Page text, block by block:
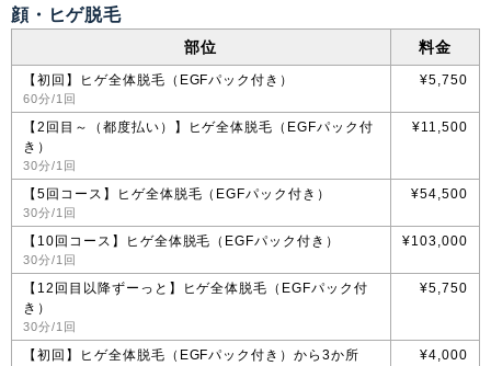
顔・ヒゲ脱毛
部位 料金
【初回】ヒゲ全体脱毛（EGFパック付き）
60分/1回
¥5,750
【2回目～（都度払い）】ヒゲ全体脱毛（EGFパック付
き）
30分/1回
¥11,500
【5回コース】ヒゲ全体脱毛（EGFパック付き）
30分/1回
¥54,500
【10回コース】ヒゲ全体脱毛（EGFパック付き）
30分/1回
¥103,000
【12回目以降ずーっと】ヒゲ全体脱毛（EGFパック付
き）
30分/1回
¥5,750
【初回】ヒゲ全体脱毛（EGFパック付き）から3か所 ¥4,000
九州・沖縄
佐賀県 熊本県
大分県